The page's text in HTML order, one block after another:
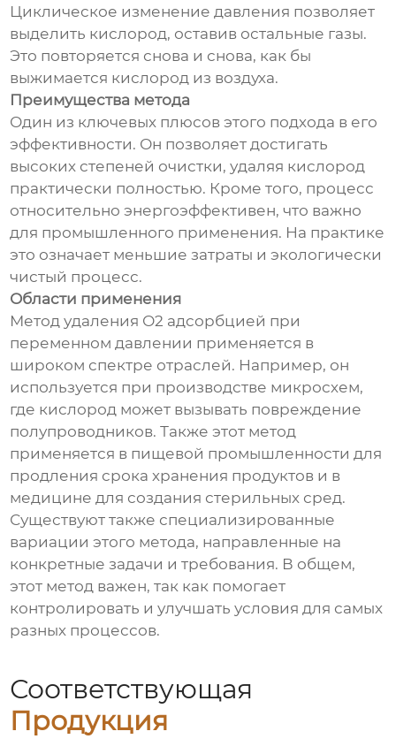
Циклическое изменение давления позволяет
выделить кислород, оставив остальные газы.
Это повторяется снова и снова, как бы
выжимается кислород из воздуха.
Преимущества метода
Один из ключевых плюсов этого подхода в его
эффективности. Он позволяет достигать
высоких степеней очистки, удаляя кислород
практически полностью. Кроме того, процесс
относительно энергоэффективен, что важно
для промышленного применения. На практике
это означает меньшие затраты и экологически
чистый процесс.
Области применения
Метод удаления О2 адсорбцией при
переменном давлении применяется в
широком спектре отраслей. Например, он
используется при производстве микросхем,
где кислород может вызывать повреждение
полупроводников. Также этот метод
применяется в пищевой промышленности для
продления срока хранения продуктов и в
медицине для создания стерильных сред.
Существуют также специализированные
вариации этого метода, направленные на
конкретные задачи и требования. В общем,
этот метод важен, так как помогает
контролировать и улучшать условия для самых
разных процессов.
Соответствующая
Продукция